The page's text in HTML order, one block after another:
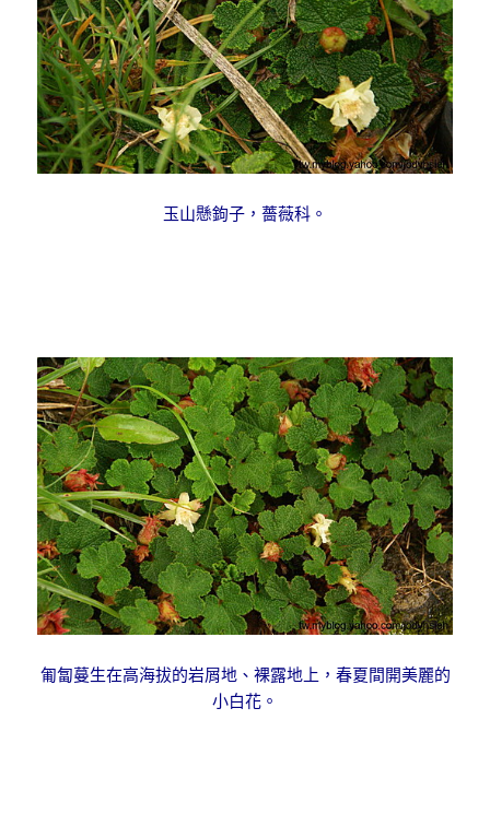
玉山懸鉤子，薔薇科。
匍匐蔓生在高海拔的岩屑地、裸露地上，春夏間開美麗的
小白花。